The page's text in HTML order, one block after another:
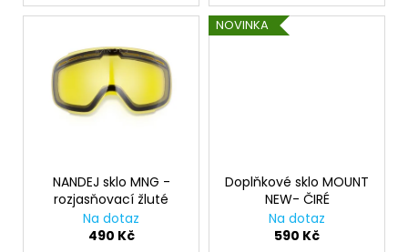
NANDEJ sklo MNG -
rozjasňovací žluté
Na dotaz
490 Kč
NOVINKA
Doplňkové sklo MOUNT
NEW- ČIRÉ
Na dotaz
590 Kč